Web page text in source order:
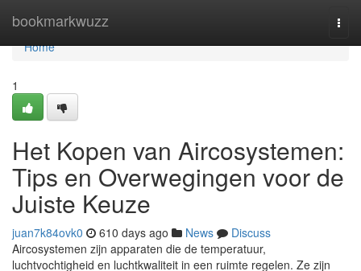
bookmarkwuzz
Home
Home
1
Het Kopen van Aircosystemen:
Tips en Overwegingen voor de
Juiste Keuze
juan7k84ovk0 610 days ago News
Discuss
Aircosystemen zijn apparaten die de temperatuur,
luchtvochtigheid en luchtkwaliteit in een ruimte regelen. Ze zijn